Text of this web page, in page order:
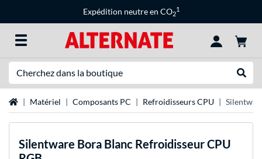
Expédition neutre en CO2
1
Page d'accueil
Matériel Composants PC Refroidisseurs CPU
Silentware Bora Blanc Refroidisseur CPU